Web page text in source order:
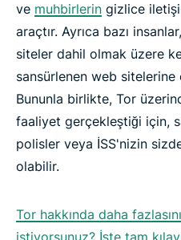
ve muhbirlerin gizlice
araçtır. Ayrıca bazı
siteler dahil olmak üzere
sansürlenen web sitelerine
Bununla birlikte, Tor
faaliyet gerçekleştiği için,
polisler veya İSS'nizin
olabilir.
Tor hakkında daha